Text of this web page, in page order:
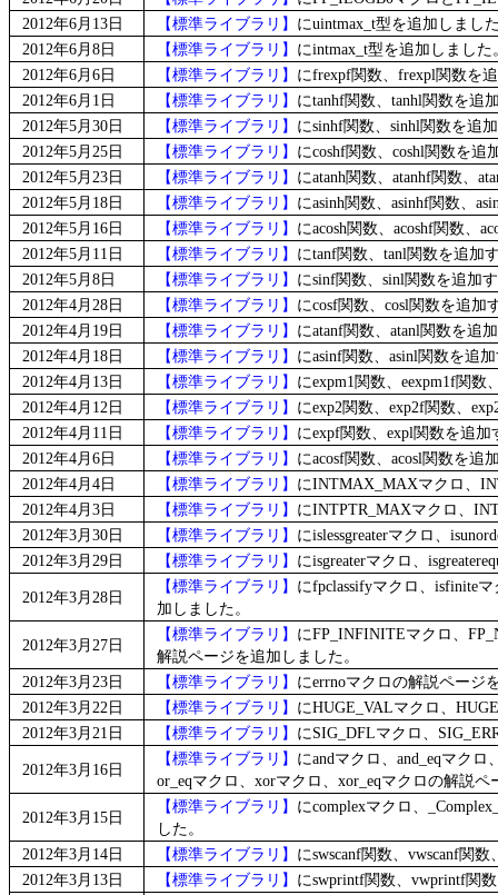
2012年6月13日
【標準ライブラリ】 にuintmax_t型を追加しまし
2012年6月8日
【標準ライブラリ】 にintmax_t型を追加しました
2012年6月6日
【標準ライブラリ】 にfrexpf関数、frexpl関数を
2012年6月1日
【標準ライブラリ】 にtanhf関数、tanhl関数を追
2012年5月30日
【標準ライブラリ】 にsinhf関数、sinhl関数を追
2012年5月25日
【標準ライブラリ】 にcoshf関数、coshl関数を追
2012年5月23日
【標準ライブラリ】 にatanh関数、atanhf関数、
2012年5月18日
【標準ライブラリ】 にasinh関数、asinhf関数、
2012年5月16日
【標準ライブラリ】 にacosh関数、acoshf関数、
2012年5月11日
【標準ライブラリ】 にtanf関数、tanl関数を追加
2012年5月8日
【標準ライブラリ】 にsinf関数、sinl関数を追加
2012年4月28日
【標準ライブラリ】 にcosf関数、cosl関数を追加
2012年4月19日
【標準ライブラリ】 にatanf関数、atanl関数を追
2012年4月18日
【標準ライブラリ】 にasinf関数、asinl関数を追
2012年4月13日
【標準ライブラリ】 にexpm1関数、eexpm1f関
2012年4月12日
【標準ライブラリ】 にexp2関数、exp2f関数、
2012年4月11日
【標準ライブラリ】 にexpf関数、expl関数を追
2012年4月6日
【標準ライブラリ】 にacosf関数、acosl関数を追
2012年4月4日
【標準ライブラリ】 にINTMAX_MAXマクロ、
2012年4月3日
【標準ライブラリ】 にINTPTR_MAXマクロ、
2012年3月30日
【標準ライブラリ】 にislessgreaterマクロ、
2012年3月29日
【標準ライブラリ】 にisgreaterマクロ、
2012年3月28日
【標準ライブラリ】 にfpclassifyマクロ、isfinite
加しました。
2012年3月27日
【標準ライブラリ】 にFP_INFINITEマクロ、
解説ページを追加しました。
2012年3月23日
【標準ライブラリ】 にerrnoマクロの解説ページ
2012年3月22日
【標準ライブラリ】 にHUGE_VALマクロ、
2012年3月21日
【標準ライブラリ】 にSIG_DFLマクロ、
2012年3月16日
【標準ライブラリ】 にandマクロ、and_eqマク
or_eqマクロ、xorマクロ、xor_eqマクロの解説
2012年3月15日
【標準ライブラリ】 にcomplexマクロ、
した。
2012年3月14日
【標準ライブラリ】 にswscanf関数、vwscanf関
2012年3月13日
【標準ライブラリ】 にswprintf関数、vwprintf関